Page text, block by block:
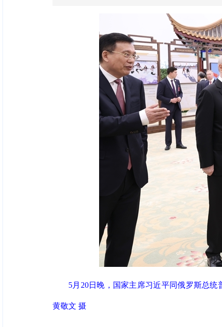
5月20日晚，国家主席习近平同俄罗斯总
黄敬文 摄